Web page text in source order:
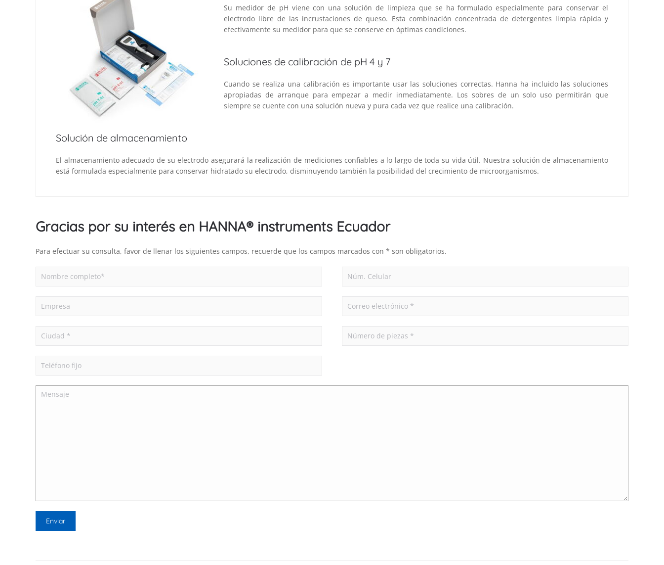
Su medidor de pH viene con una solución de limpieza que se ha formulado especialmente para conservar el
electrodo libre de las incrustaciones de queso. Esta combinación concentrada de detergentes limpia rápida y
efectivamente su medidor para que se conserve en óptimas condiciones.
Soluciones de calibración de pH 4 y 7
Cuando se realiza una calibración es importante usar las soluciones correctas. Hanna ha incluido las soluciones
apropiadas de arranque para empezar a medir inmediatamente. Los sobres de un solo uso permitirán que
siempre se cuente con una solución nueva y pura cada vez que realice una calibración.
Solución de almacenamiento
El almacenamiento adecuado de su electrodo asegurará la realización de mediciones confiables a lo largo de toda su vida útil. Nuestra solución de almacenamiento
está formulada especialmente para conservar hidratado su electrodo, disminuyendo también la posibilidad del crecimiento de microorganismos.
Gracias por su interés en HANNA® instruments Ecuador
Para efectuar su consulta, favor de llenar los siguientes campos, recuerde que los campos marcados con * son obligatorios.